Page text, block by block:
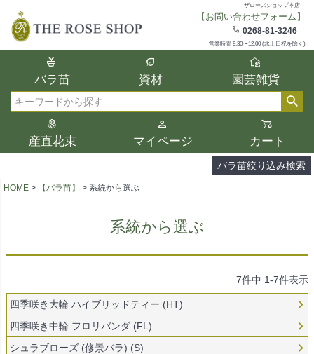
ザローズショップ本店
【お問い合わせフォーム】
0268-81-3246
営業時間 9:30〜12:00 (水土日祝を除く)
バラ苗 資材 園芸雑貨
産直花束 マイページ カート
バラ苗絞り込み検索
在庫
在庫ありのみ表示
検索
複数の条件を選択して絞り込み検索が可能
選択した項目全てに該当する品種のみ検索
結果に表示されます。
タイプ、カラー、ブランドなどは1つずつ選
択してください。
HOME 【バラ苗】 系統から選ぶ
系統から選ぶ
7件中 1-7件表示
四季咲き大輪 ハイブリッドティー (HT)
四季咲き中輪 フロリバンダ (FL)
シュラブローズ (修景バラ) (S)